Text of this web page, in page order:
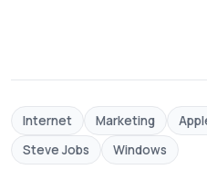
Internet Marketing
Steve Jobs
Windows